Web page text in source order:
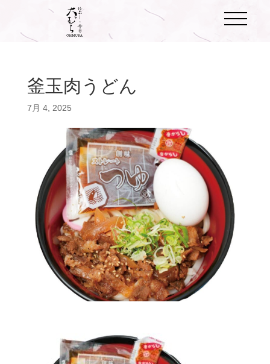
釜玉肉うどん
7月 4, 2025